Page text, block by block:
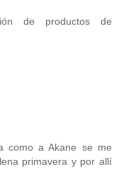
de productos de
como a Akane se me
primavera y por allí